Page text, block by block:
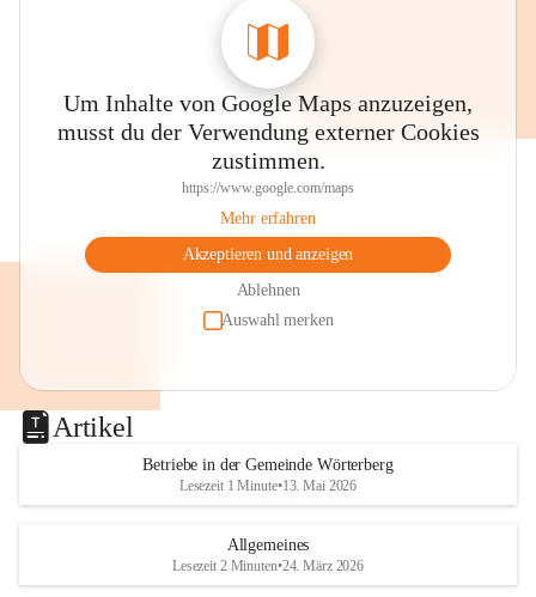
Um Inhalte von Google Maps anzuzeigen,
musst du der Verwendung externer Cookies
zustimmen.
https://www.google.com/maps
Mehr erfahren
Akzeptieren und anzeigen
Ablehnen
Auswahl merken
Artikel
Betriebe in der Gemeinde Wörterberg
Lesezeit 1 Minute•13. Mai 2026
Allgemeines
Lesezeit 2 Minuten•24. März 2026